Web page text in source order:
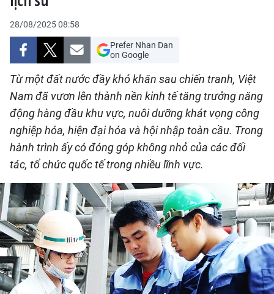
CHÍNH TRỊ
XÃ HỘI
ĐÔ THỊ
VĂN HÓA - VĂN NGHỆ
QUỐC TẾ
THỂ THAO
DU LỊCH
HỒ SƠ - TƯ LIỆU
NHÂN DÂN ĐIỆN TỬ
28/08/2025 08:58
Prefer Nhan Dan
on Google
Từ một đất nước đầy khó khăn sau chiến tranh, Việt
Nam đã vươn lên thành nền kinh tế tăng trưởng năng
động hàng đầu khu vực, nuôi dưỡng khát vọng công
nghiệp hóa, hiện đại hóa và hội nhập toàn cầu. Trong
hành trình ấy có đóng góp không nhỏ của các đối
tác, tổ chức quốc tế trong nhiều lĩnh vực.